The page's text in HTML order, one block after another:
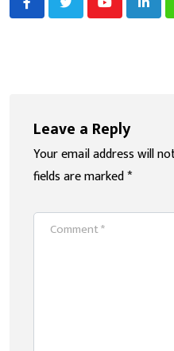
Youtube
Leave a Reply
Your email address will
fields are marked*